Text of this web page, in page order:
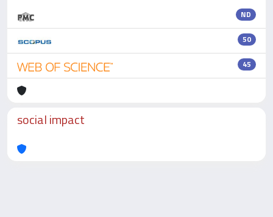
ND
50
45
social impact